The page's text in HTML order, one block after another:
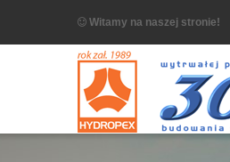
Witamy na naszej stronie!